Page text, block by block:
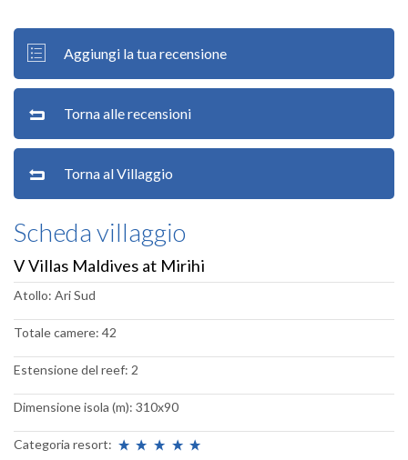
Aggiungi la tua recensione
Torna alle recensioni
Torna al Villaggio
Scheda villaggio
V Villas Maldives at Mirihi
Atollo: Ari Sud
Totale camere: 42
Estensione del reef: 2
Dimensione isola (m): 310x90
Categoria resort: